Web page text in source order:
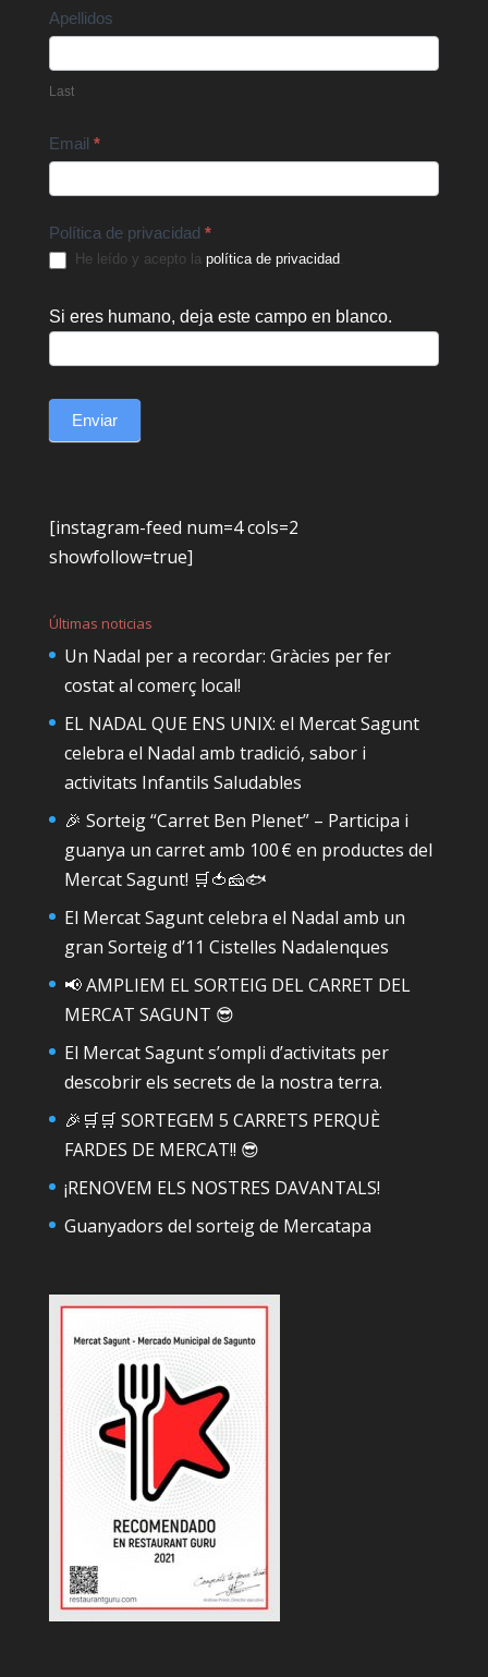
Apellidos
Last
Email *
Política de privacidad *
He leído y acepto la política de privacidad.
Si eres humano, deja este campo en blanco.
Enviar
[instagram-feed num=4 cols=2
showfollow=true]
Últimas noticias
Un Nadal per a recordar: Gràcies per fer
costat al comerç local!
EL NADAL QUE ENS UNIX: el Mercat Sagunt
celebra el Nadal amb tradició, sabor i
activitats Infantils Saludables
🎉 Sorteig “Carret Ben Plenet” – Participa i
guanya un carret amb 100 € en productes del
Mercat Sagunt! 🛒🍅🧀🐟
El Mercat Sagunt celebra el Nadal amb un
gran Sorteig d’11 Cistelles Nadalenques
📢 AMPLIEM EL SORTEIG DEL CARRET DEL
MERCAT SAGUNT 😎
El Mercat Sagunt s’ompli d’activitats per
descobrir els secrets de la nostra terra.
🎉🛒🛒 SORTEGEM 5 CARRETS PERQUÈ
FARDES DE MERCAT!! 😎
¡RENOVEM ELS NOSTRES DAVANTALS!
Guanyadors del sorteig de Mercatapa